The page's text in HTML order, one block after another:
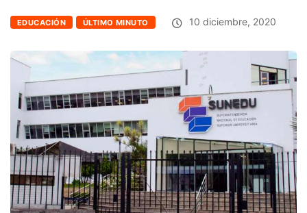
EDUCACIÓN ÚLTIMO MINUTO 10 diciembre, 2020